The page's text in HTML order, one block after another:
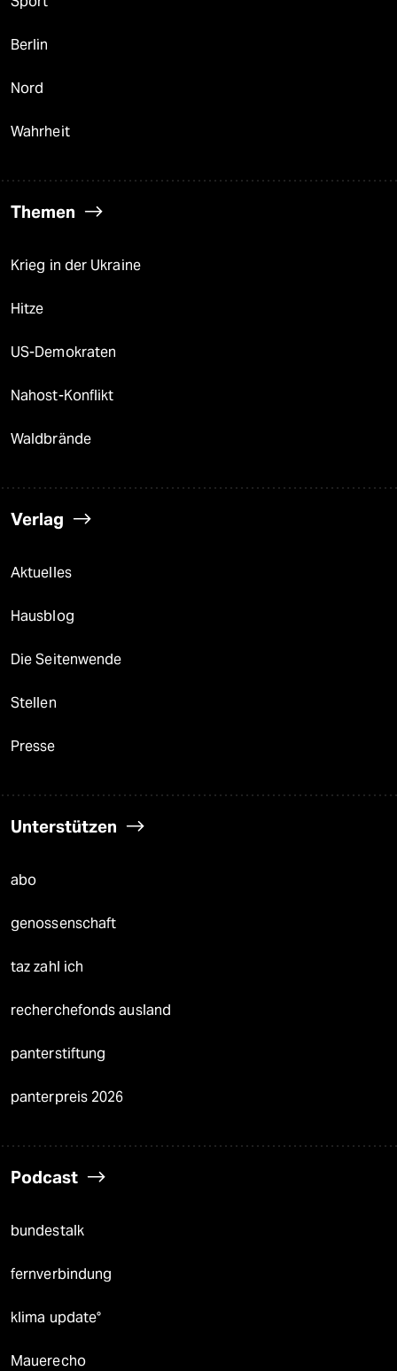
Berlin
Nord
Wahrheit
Themen
Krieg in der Ukraine
Hitze
US-Demokraten
Nahost-Konflikt
Waldbrände
Verlag
Aktuelles
Hausblog
Die Seitenwende
Stellen
Presse
Unterstützen
abo
genossenschaft
taz zahl ich
recherchefonds ausland
panterstiftung
panterpreis 2026
Podcast
bundestalk
fernverbindung
klima update°
Mauerecho